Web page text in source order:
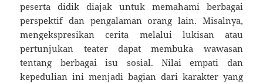
peserta didik diajak untuk memahami berbagai
perspektif dan pengalaman orang lain. Misalnya,
mengekspresikan cerita melalui lukisan atau
pertunjukan teater dapat membuka wawasan
tentang berbagai isu sosial. Nilai empati dan
kepedulian ini menjadi bagian dari karakter yang